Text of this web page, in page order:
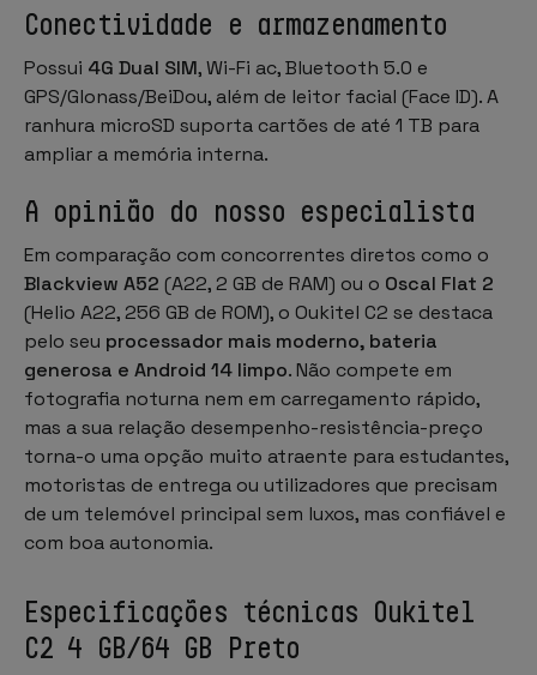
Conectividade e armazenamento
Possui 4G Dual SIM, Wi-Fi ac, Bluetooth 5.0 e
GPS/Glonass/BeiDou, além de leitor facial (Face ID). A
ranhura microSD suporta cartões de até 1 TB para
ampliar a memória interna.
A opinião do nosso especialista
Em comparação com concorrentes diretos como o
Blackview A52 (A22, 2 GB de RAM) ou o Oscal Flat 2
(Helio A22, 256 GB de ROM), o Oukitel C2 se destaca
pelo seu processador mais moderno, bateria
generosa e Android 14 limpo. Não compete em
fotografia noturna nem em carregamento rápido,
mas a sua relação desempenho-resistência-preço
torna-o uma opção muito atraente para estudantes,
motoristas de entrega ou utilizadores que precisam
de um telemóvel principal sem luxos, mas confiável e
com boa autonomia.
Especificações técnicas Oukitel
C2 4 GB/64 GB Preto